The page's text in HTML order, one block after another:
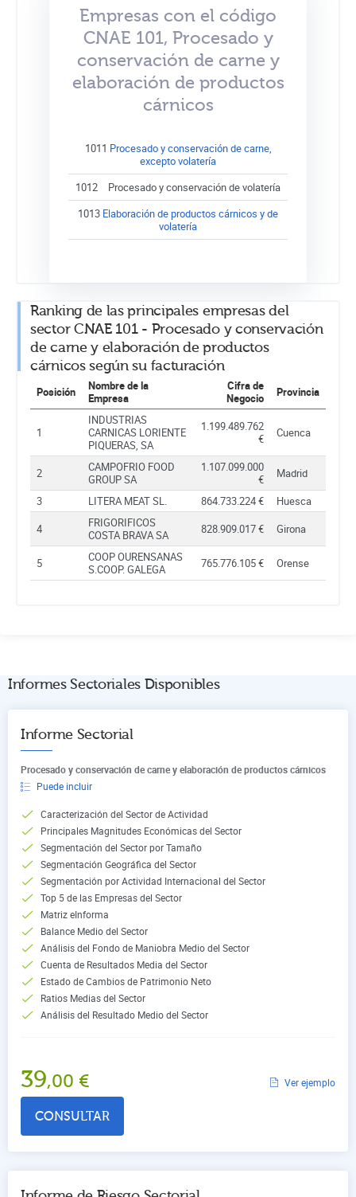
Empresas con el código
CNAE 101, Procesado y
conservación de carne y
elaboración de productos
cárnicos
1011 Procesado y conservación de carne,
excepto volatería
1012
Procesado y conservación de volatería
1013 Elaboración de productos cárnicos y de
volatería
Ranking de las principales empresas del
sector CNAE 101 - Procesado y conservación
de carne y elaboración de productos
cárnicos según su facturación
Posición
Nombre de la
Empresa
Cifra de
Negocio
Provincia
1
INDUSTRIAS
CARNICAS LORIENTE
PIQUERAS, SA
1.199.489.762
€
Cuenca
2
CAMPOFRIO FOOD
GROUP SA
1.107.099.000
€
Madrid
3
LITERA MEAT SL. 864.733.224 €
Huesca
4
FRIGORIFICOS
COSTA BRAVA SA
828.909.017 € Girona
5
COOP OURENSANAS
S.COOP. GALEGA
765.776.105 € Orense
Informes Sectoriales Disponibles
Informe Sectorial
Procesado y conservación de carne y elaboración de productos cárnicos
Puede incluir
Caracterización del Sector de Actividad
Principales Magnitudes Económicas del Sector
Segmentación del Sector por Tamaño
Segmentación Geográfica del Sector
Segmentación por Actividad Internacional del Sector
Top 5 de las Empresas del Sector
Matriz eInforma
Balance Medio del Sector
Análisis del Fondo de Maniobra Medio del Sector
Cuenta de Resultados Media del Sector
Estado de Cambios de Patrimonio Neto
Ratios Medias del Sector
Análisis del Resultado Medio del Sector
39,00 € Ver ejemplo
CONSULTAR